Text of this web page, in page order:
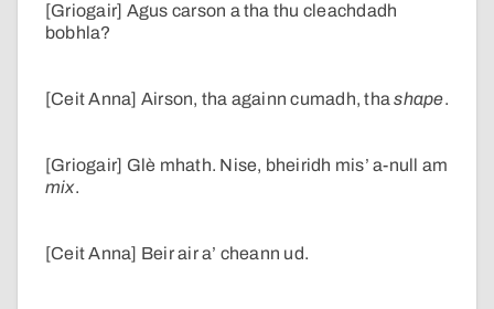
[Griogair] Agus carson a tha thu cleachdadh
bobhla?
[Ceit Anna] Airson, tha againn cumadh, thashape.
[Griogair] Glè mhath. Nise, bheiridh mis’ a-null am
mix.
[Ceit Anna] Beir air a’ cheann ud.